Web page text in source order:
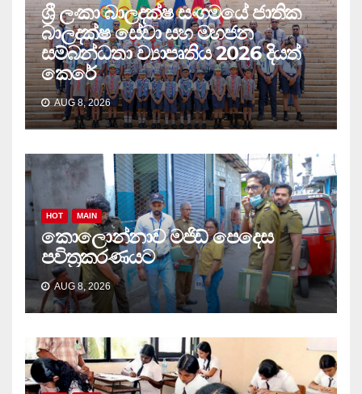
ශ්‍රී ලංකා බාලදක්ෂ සංගමයේ ජාතික
බාලදක්ෂ සේවා සහ මහජන
සම්බන්ධතා ව්‍යාපෘතිය 2026 දියත්
කෙරේ
AUG 8, 2026
HOT MAIN
කොලොන්නාව මජිඩ් පෙදෙස
පවිත්‍රකරණයට
AUG 8, 2026